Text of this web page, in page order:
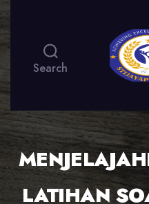
Search
LATIHAN